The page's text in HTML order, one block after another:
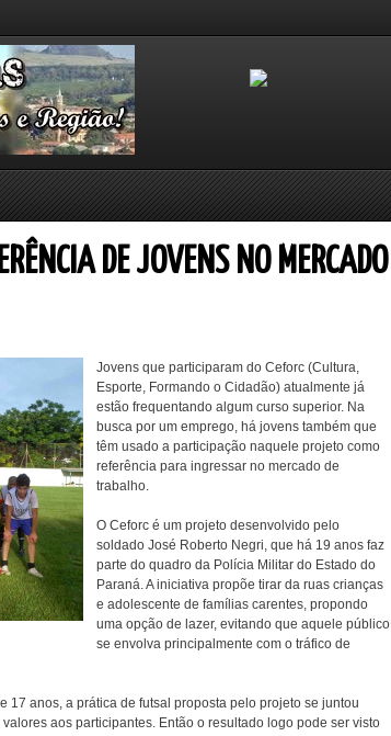
DE JOVENS NO MERCADO
Jovens que participaram do Ceforc (Cultura,
Esporte, Formando o Cidadão) atualmente já
estão frequentando algum curso superior. Na
busca por um emprego, há jovens também que
têm usado a participação naquele projeto como
referência para ingressar no mercado de
trabalho.
O Ceforc é um projeto desenvolvido pelo
soldado José Roberto Negri, que há 19 anos faz
parte do quadro da Polícia Militar do Estado do
Paraná. A iniciativa propõe tirar da ruas crianças
e adolescente de famílias carentes, propondo
uma opção de lazer, evitando que aquele público
se envolva principalmente com o tráfico de
17 anos, a prática de futsal proposta pelo projeto se juntou
aos participantes. Então o resultado logo pode ser visto